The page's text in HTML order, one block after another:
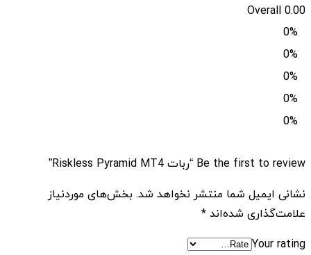
0.00
Overall
0%
0%
0%
0%
0%
Be the first to review “ربات Riskless Pyramid MT4”
نشانی ایمیل شما منتشر نخواهد شد. بخش‌های موردنیاز
علامت‌گذاری شده‌اند*
Your rating